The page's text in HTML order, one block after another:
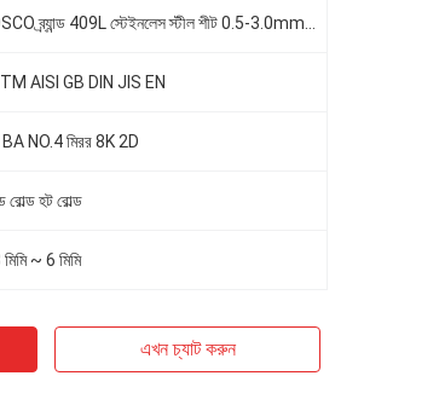
AISI GB DIN JIS EN
NO.4 মিরর 8K 2D
রোল্ড হট রোল্ড
~ 6 মিমি
এখন চ্যাট করুন